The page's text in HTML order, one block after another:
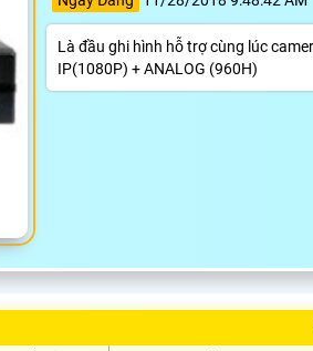
Là đầu ghi hình hỗ trợ cùng lúc
IP(1080P) + ANALOG (960H)